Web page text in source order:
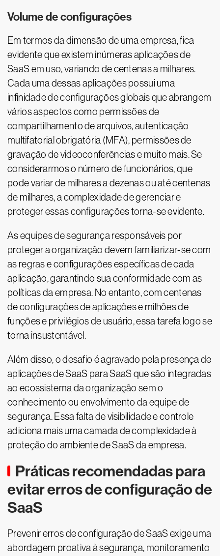
Volume de configurações
Em termos da dimensão de uma empresa, fica
evidente que existem inúmeras aplicações de
SaaS em uso, variando de centenas a milhares.
Cada uma dessas aplicações possui uma
infinidade de configurações globais que abrangem
vários aspectos como permissões de
compartilhamento de arquivos, autenticação
multifatorial obrigatória (MFA), permissões de
gravação de videoconferências e muito mais. Se
considerarmos o número de funcionários, que
pode variar de milhares a dezenas ou até centenas
de milhares, a complexidade de gerenciar e
proteger essas configurações torna-se evidente.
As equipes de segurança responsáveis por
proteger a organização devem familiarizar-se com
as regras e configurações específicas de cada
aplicação, garantindo sua conformidade com as
políticas da empresa. No entanto, com centenas
de configurações de aplicações e milhões de
funções e privilégios de usuário, essa tarefa logo se
torna insustentável.
Além disso, o desafio é agravado pela presença de
aplicações de SaaS para SaaS que são integradas
ao ecossistema da organização sem o
conhecimento ou envolvimento da equipe de
segurança. Essa falta de visibilidade e controle
adiciona mais uma camada de complexidade à
proteção do ambiente de SaaS da empresa.
Práticas recomendadas para
evitar erros de configuração de
SaaS
Prevenir erros de configuração de SaaS exige uma
abordagem proativa à segurança, monitoramento